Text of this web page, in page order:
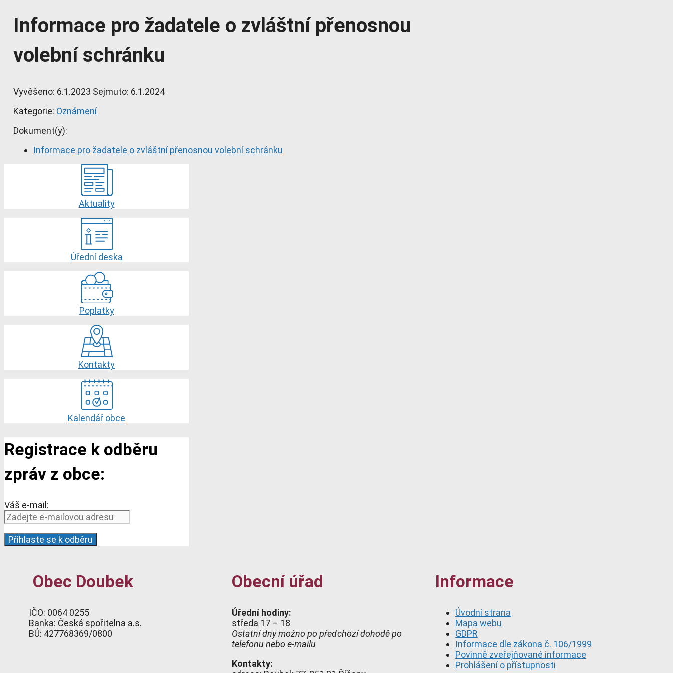
Informace pro žadatele o zvláštní přenosnou
volební schránku
Vyvěšeno: 6.1.2023 Sejmuto: 6.1.2024
Kategorie: Oznámení
Dokument(y):
Informace pro žadatele o zvláštní přenosnou volební schránku
Aktuality
Úřední deska
Poplatky
Kontakty
Kalendář obce
Registrace k odběru
zpráv z obce:
Váš e-mail:
Obec Doubek
IČO: 0064 0255
Banka: Česká spořitelna a.s.
BÚ: 427768369/0800
Obecní úřad
Úřední hodiny:
středa 17 – 18
Ostatní dny možno po předchozí dohodě po
telefonu nebo e-mailu
Kontakty:
Informace
Úvodní strana
Mapa webu
GDPR
Informace dle zákona č. 106/1999
Povinně zveřejňované informace
Prohlášení o přístupnosti